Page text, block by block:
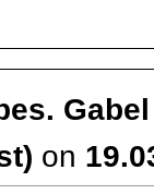
on